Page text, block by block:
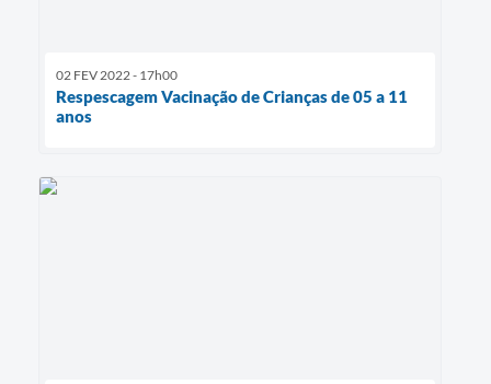
02 FEV 2022 - 17h00
Respescagem Vacinação de Crianças de 05 a 11
anos